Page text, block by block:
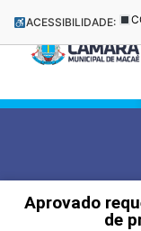
ACESSIBILIDADE:
Aprovado
de